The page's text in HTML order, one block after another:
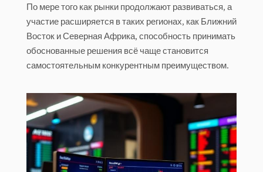
По мере того как рынки продолжают развиваться, а
участие расширяется в таких регионах, как Ближний
Восток и Северная Африка, способность принимать
обоснованные решения всё чаще становится
самостоятельным конкурентным преимуществом.